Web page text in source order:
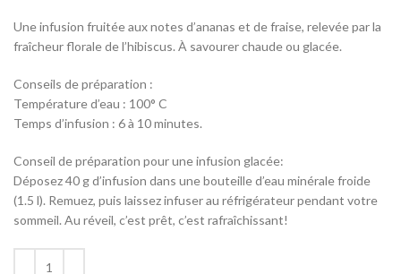
Une infusion fruitée aux notes d’ananas et de fraise, relevée par la
fraîcheur florale de l’hibiscus. À savourer chaude ou glacée.
Conseils de préparation :
Température d’eau : 100° C
Temps d’infusion : 6 à 10 minutes.
Conseil de préparation pour une infusion glacée:
Déposez 40 g d’infusion dans une bouteille d’eau minérale froide
(1.5 l). Remuez, puis laissez infuser au réfrigérateur pendant votre
sommeil. Au réveil, c’est prêt, c’est rafraîchissant!